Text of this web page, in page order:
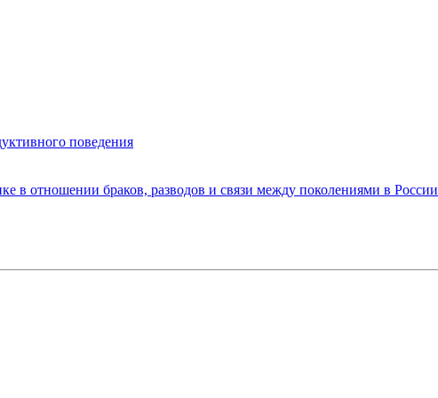
поведения
в отношении браков, разводов и связи между поколениями в России